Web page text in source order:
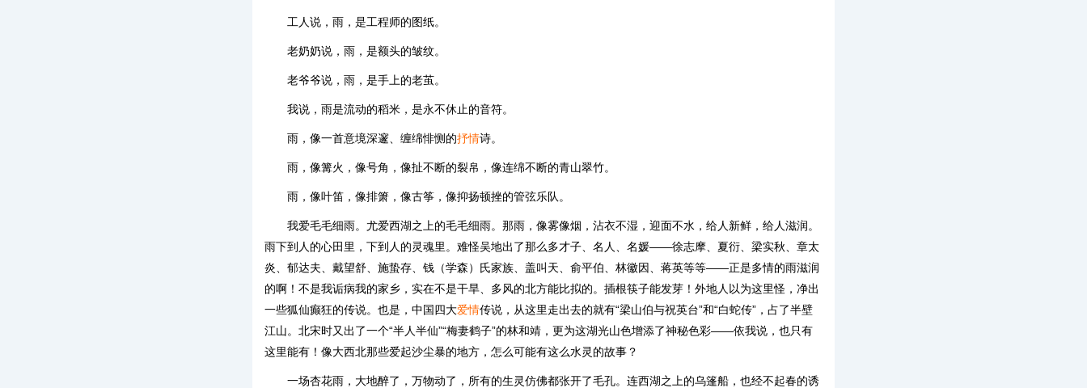
工人说，雨，是工程师的图纸。
老奶奶说，雨，是额头的皱纹。
老爷爷说，雨，是手上的老茧。
我说，雨是流动的稻米，是永不休止的音符。
雨，像一首意境深邃、缠绵悱恻的抒情诗。
雨，像篝火，像号角，像扯不断的裂帛，像连绵不断的青山翠竹。
雨，像叶笛，像排箫，像古筝，像抑扬顿挫的管弦乐队。
我爱毛毛细雨。尤爱西湖之上的毛毛细雨。那雨，像雾像烟，沾衣不湿，迎面不水，给人新鲜，给人滋润。
雨下到人的心田里，下到人的灵魂里。难怪吴地出了那么多才子、名人、名媛——徐志摩、夏衍、梁实秋、章太
炎、郁达夫、戴望舒、施蛰存、钱（学森）氏家族、盖叫天、俞平伯、林徽因、蒋英等等——正是多情的雨滋润
的啊！不是我诟病我的家乡，实在不是干旱、多风的北方能比拟的。插根筷子能发芽！外地人以为这里怪，净出
一些狐仙癫狂的传说。也是，中国四大爱情传说，从这里走出去的就有“梁山伯与祝英台”和“白蛇传”，占了半壁
江山。北宋时又出了一个“半人半仙”“梅妻鹤子”的林和靖，更为这湖光山色增添了神秘色彩——依我说，也只有
这里能有！像大西北那些爱起沙尘暴的地方，怎么可能有这么水灵的故事？
一场杏花雨，大地醉了，万物动了，所有的生灵仿佛都张开了毛孔。连西湖之上的乌篷船，也经不起春的诱